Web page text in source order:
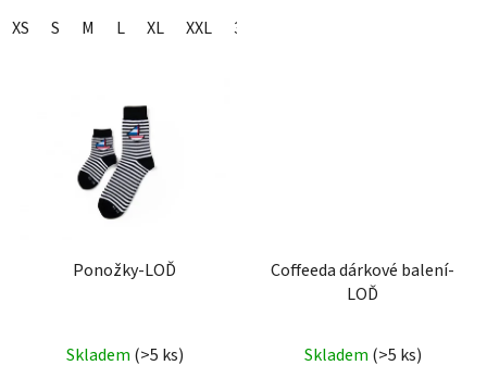
XS S M L XL XXL 3XL
Ponožky-LOĎ
Skladem (>5 ks)
Coffeeda dárkové balení-
LOĎ
Skladem (>5 ks)